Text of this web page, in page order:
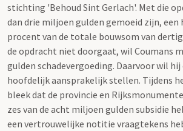
stichting 'Behoud Sint Gerlach'. Met die
dan drie miljoen gulden gemoeid zijn, een
procent van de totale bouwsom van
de opdracht niet doorgaat, wil Coumans
gulden schadevergoeding. Daarvoor wil
hoofdelijk aansprakelijk stellen. Tijdens
bleek dat de provincie en
zes van de acht miljoen gulden subsidie
een vertrouwelijke notitie vraagtekens